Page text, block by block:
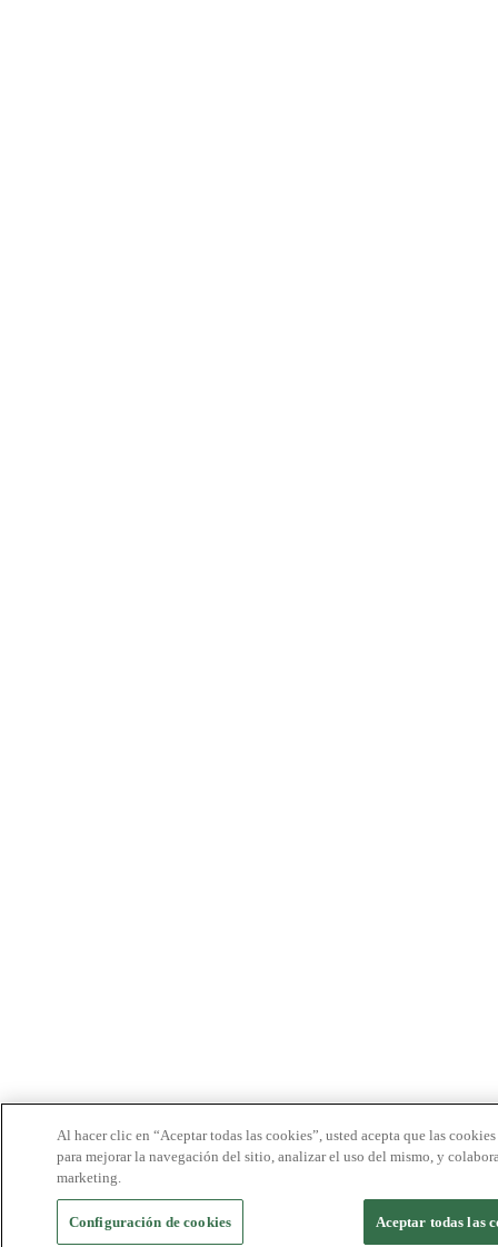
Al hacer clic en “Aceptar todas las cookies”, usted acepta que las
para mejorar la navegación del sitio, analizar el uso del mismo, y
marketing.
Configuración de cookies Aceptar todas las